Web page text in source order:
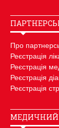
Про
Реєстрація
Реєстрація
Реєстрація
Реєстрація
МЕДИЧНИЙ